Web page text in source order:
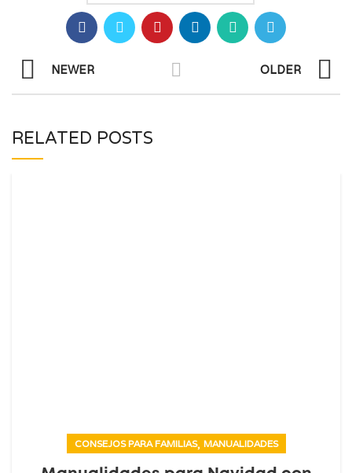
NEWER OLDER
RELATED POSTS
CONSEJOS PARA FAMILIAS, MANUALIDADES